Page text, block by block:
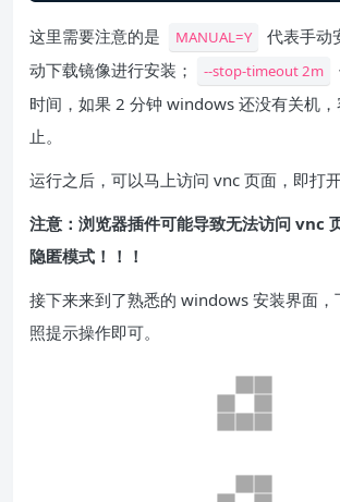
这里需要注意的是 MANUAL=Y
代表手动
动下载镜像进行安装；
--stop-timeout 2m
时间，如果 2 分钟 windows 还没有关机
止。
运行之后，可以马上访问 vnc 页面，即打
注意：浏览器插件可能导致无法访问 vnc
隐匿模式！！！
接下来来到了熟悉的 windows 安装界面，
照提示操作即可。